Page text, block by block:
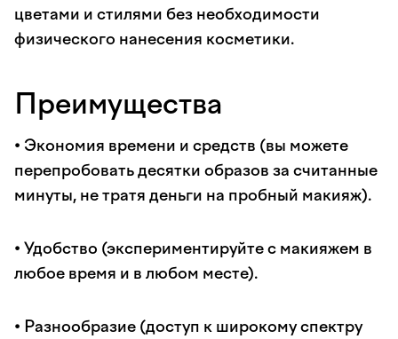
цветами и стилями без необходимости
физического нанесения косметики.
Преимущества
• Экономия времени и средств (вы можете
перепробовать десятки образов за считанные
минуты, не тратя деньги на пробный макияж).
• Удобство (экспериментируйте с макияжем в
любое время и в любом месте).
• Разнообразие (доступ к широкому спектру